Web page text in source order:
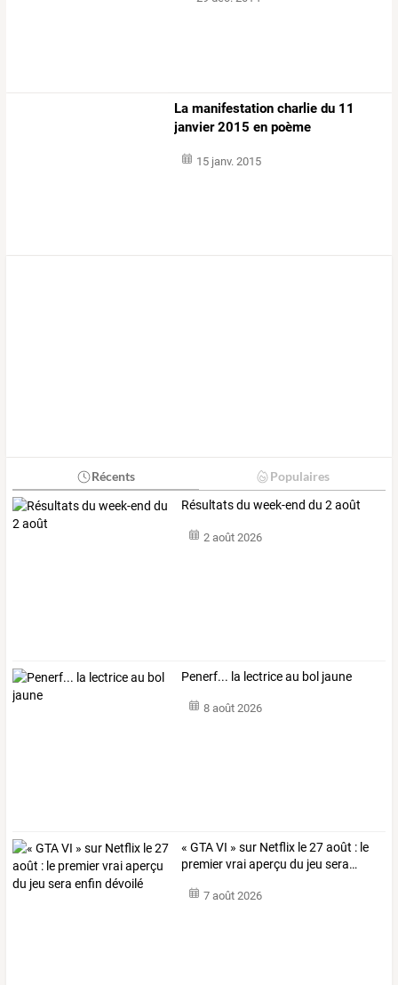
La manifestation charlie du 11
janvier 2015 en poème
15 janv. 2015
Récents Populaires
Résultats du week-end du 2 août
2 août 2026
Penerf... la lectrice au bol jaune
8 août 2026
« GTAVI » sur Netflix le27août : le
premiervraiaperçu du jeu sera…
7 août 2026